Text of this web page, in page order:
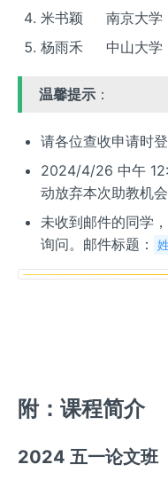
米书颖 南京大学
杨雨禾 中山大学
温馨提示 ：
请各位查收申请时
2024/4/26 中午
动放弃本次助教机会
未收到邮件的同学
询问。邮件标题：
附：课程简介
2024 五一论文班